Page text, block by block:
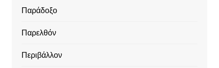
Παράδοξο
Παρελθόν
Περιβάλλον